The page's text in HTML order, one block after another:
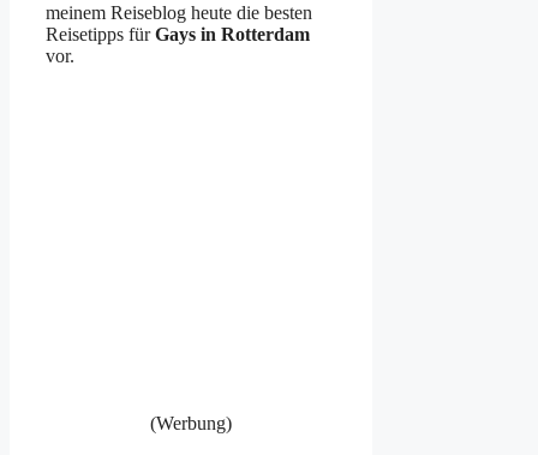
meinem Reiseblog heute die besten
Reisetipps fürGays in Rotterdam
vor.
(Werbung)